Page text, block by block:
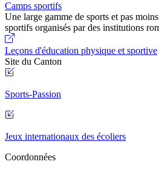
Camps sportifs
Une large gamme de sports et pas
sportifs organisés par des institutions
Leçons d'éducation physique et sportive
Site du Canton
Sports-Passion
Jeux internationaux des écoliers
Coordonnées